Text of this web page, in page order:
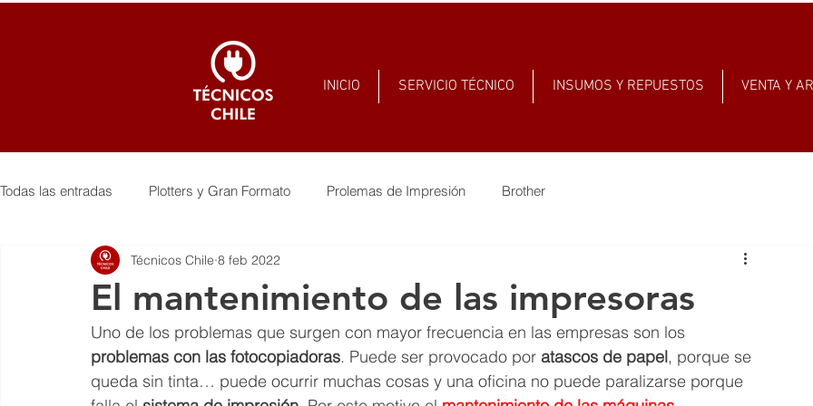
INICIO SERVICIO TÉCNICO INSUMOS Y REPUESTOS VENTA Y
Todas las entradas Plotters y Gran Formato Prolemas de Impresión Brother
El mantenimiento de las impresoras
Técnicos Chile 8 feb 2022
Uno de los problemas que surgen con mayor frecuencia en las empresas son los
problemas con las fotocopiadoras. Puede ser provocado por atascos de papel, porque se
queda sin tinta… puede ocurrir muchas cosas y una oficina no puede paralizarse porque